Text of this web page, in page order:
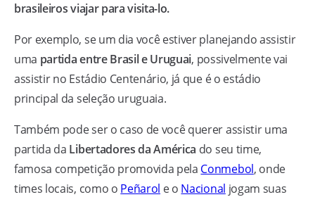
brasileiros viajar para visita-lo.
Por exemplo, se um dia você estiver planejando assistir
uma partida entre Brasil e Uruguai, possivelmente vai
assistir no Estádio Centenário, já que é o estádio
principal da seleção uruguaia.
Também pode ser o caso de você querer assistir uma
partida da Libertadores da América do seu time,
famosa competição promovida pela Conmebol, onde
times locais, como o Peñarol e o Nacional jogam suas